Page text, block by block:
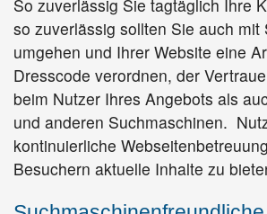
So zuverlässig Sie tagtäglich Ihre
so zuverlässig sollten Sie auch mit
umgehen und Ihrer Website eine
Dresscode verordnen, der
beim Nutzer Ihres Angebots als
und anderen Suchmaschinen.
kontinuierliche
Besuchern aktuelle Inhalte zu